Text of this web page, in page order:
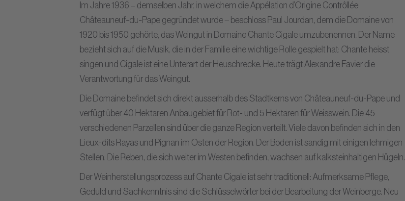
Im Jahre 1936 – demselben Jahr, in welchem die Appélation d’Origine Contrôllée
Châteauneuf-du-Pape gegründet wurde – beschloss Paul Jourdan, dem die Domaine von
1920 bis 1950 gehörte, das Weingut in Domaine Chante Cigale umzubenennen. Der Name
bezieht sich auf die Musik, die in der Familie eine wichtige Rolle gespielt hat: Chante heisst
singen und Cigale ist eine Unterart der Heuschrecke. Heute trägt Alexandre Favier die
Verantwortung für das Weingut.
Die Domaine befindet sich direkt ausserhalb des Stadtkerns von Châteauneuf-du-Pape und
verfügt über 40 Hektaren Anbaugebiet für Rot- und 5 Hektaren für Weisswein. Die 45
verschiedenen Parzellen sind über die ganze Region verteilt. Viele davon befinden sich in den
Lieux-dits Rayas und Pignan im Osten der Region. Der Boden ist sandig mit einigen lehmigen
Stellen. Die Reben, die sich weiter im Westen befinden, wachsen auf kalksteinhaltigen Hügeln.
Der Weinherstellungsprozess auf Chante Cigale ist sehr traditionell: Aufmerksame Pflege,
Geduld und Sachkenntnis sind die Schlüsselwörter bei der Bearbeitung der Weinberge. Neu